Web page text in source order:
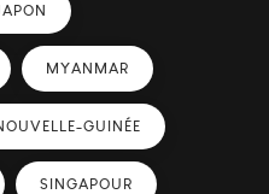
MYANMAR
GUINÉE
SINGAPOUR